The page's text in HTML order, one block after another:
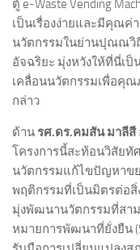
ตู้ e-Waste Vending
เป็นเรื่องง่ายและมีคุณค่
นวัตกรรมในย่านปุณณวิ
อัจฉริยะ มุ่งหวังให้ที่นี่เ
เคลื่อนนวัตกรรมเพื่อคุ
กล่าว
ด้านรศ.ดร.คมสัน มาลีสี
โครงการนี้สะท้อนวิสัยทั
นวัตกรรมแก้ไขปัญหาขย
พฤติกรรมที่เป็นมิตรต่อสิ่
มุ่งพัฒนานวัตกรรมที่สา
หมายการพัฒนาที่ยั่งยืน